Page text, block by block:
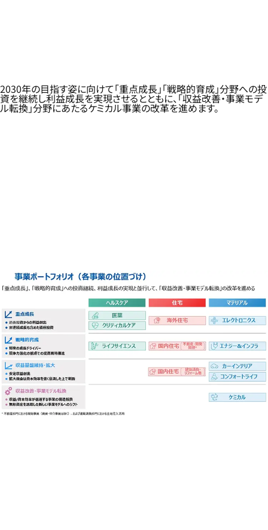
2030年の目指す姿に向けて「重点成長」「戦略的育成」分野への投
資を継続し利益成長を実現させるとともに、「収益改善・事業モデ
ル転換」分野にあたるケミカル事業の改革を進めます。